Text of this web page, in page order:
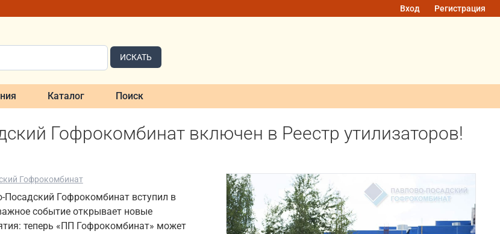
Вход Регистрация
ИСКАТЬ
Каталог Поиск
Гофрокомбинат включен в Реестр утилизаторов!
Гофрокомбинат
Гофрокомбинат вступил в
событие открывает новые
теперь «ПП Гофрокомбинат» может